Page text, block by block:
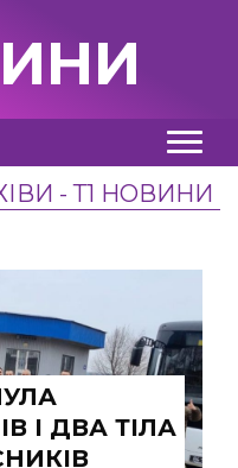
- Т1 НОВИНИ
І ДВА ТІЛА